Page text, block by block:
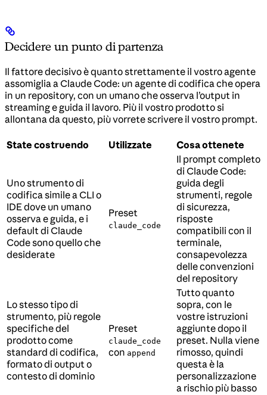
Decidere un punto di partenza
Il fattore decisivo è quanto strettamente il vostro agente
assomiglia a Claude Code: un agente di codifica che opera
in un repository, con un umano che osserva l’output in
streaming e guida il lavoro. Più il vostro prodotto si
allontana da questo, più vorrete scrivere il vostro prompt.
State costruendo Utilizzate Cosa ottenete
Uno strumento di
codifica simile a CLI o
IDE dove un umano
osserva e guida, e i
default di Claude
Code sono quello che
desiderate
Preset
claude_code
Il prompt completo
di Claude Code:
guida degli
strumenti, regole
di sicurezza,
risposte
compatibili con il
terminale,
consapevolezza
delle convenzioni
del repository
Lo stesso tipo di
strumento, più regole
specifiche del
prodotto come
standard di codifica,
formato di output o
contesto di dominio
Preset
claude_code
con append
Tutto quanto
sopra, con le
vostre istruzioni
aggiunte dopo il
preset. Nulla viene
rimosso, quindi
questa è la
personalizzazione
a rischio più basso